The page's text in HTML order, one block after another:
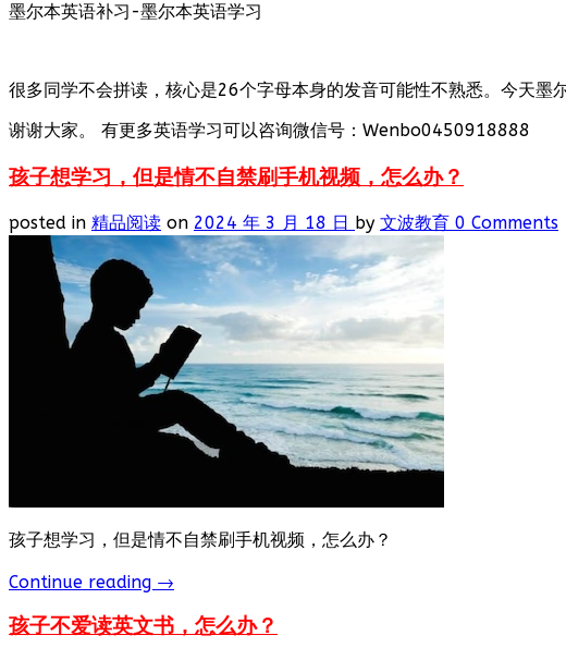
墨尔本英语补习-墨尔本英语学习
很多同学不会拼读，核心是26个字母本身的发音可能性不熟悉。今天墨
谢谢大家。 有更多英语学习可以咨询微信号：Wenbo0450918888
孩子想学习，但是情不自禁刷手机视频，怎么办？
posted in 精品阅读 on 2024 年 3 月 18 日 by 文波教育 0 Comments
孩子想学习，但是情不自禁刷手机视频，怎么办？
Continue reading →
孩子不爱读英文书，怎么办？